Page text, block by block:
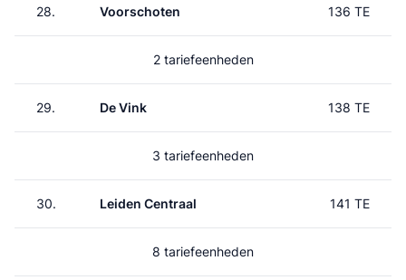
28. Voorschoten 136 TE
2 tariefeenheden
29. De Vink 138 TE
3 tariefeenheden
30. Leiden Centraal 141 TE
8 tariefeenheden